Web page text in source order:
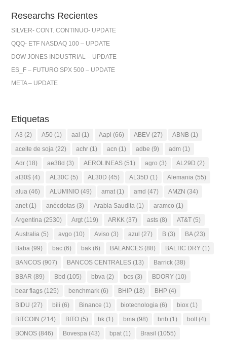
Researchs Recientes
SILVER- CONT. CONTINUO- UPDATE
QQQ- ETF NASDAQ 100 – UPDATE
DOW JONES INDUSTRIAL – UPDATE
ES_F – FUTURO SPX 500 – UPDATE
META – UPDATE
Etiquetas
A3 (2) A50 (1) aal (1) Aapl (66) ABEV (27) ABNB (1)
aceite de soja (22) achr (1) acn (1) adbe (9) adm (1)
Adr (18) ae38d (3) AEROLINEAS (51) agro (3) AL29D (2)
al30$ (4) AL30C (5) AL30D (45) AL35D (1) Alemania (55)
alua (46) ALUMINIO (49) amat (1) amd (47) AMZN (34)
anet (1) anécdotas (3) Arabia Saudita (1) aramco (1)
Argentina (2530) Argt (119) ARKK (37) asts (8) AT&T (5)
Australia (5) avgo (10) Aviso (3) azul (27) B (3) BA(23)
Baba (99) bac (6) bak (6) BALANCES (88) BALTIC DRY (1)
BANCOS (907) BANCOS CENTRALES (13) Barrick (38)
BBAR (89) Bbd (105) bbva (2) bcs (3) BDORY (10)
bear flags (125) benchmark (6) BHIP (18) BHP (4)
BIDU (27) bili (6) Binance (1) biotecnologia (6) biox (1)
BITCOIN (214) BITO (5) bk (1) bma (98) bnb (1) bolt (4)
BONOS (846) Bovespa (43) bpat (1) Brasil (1055)